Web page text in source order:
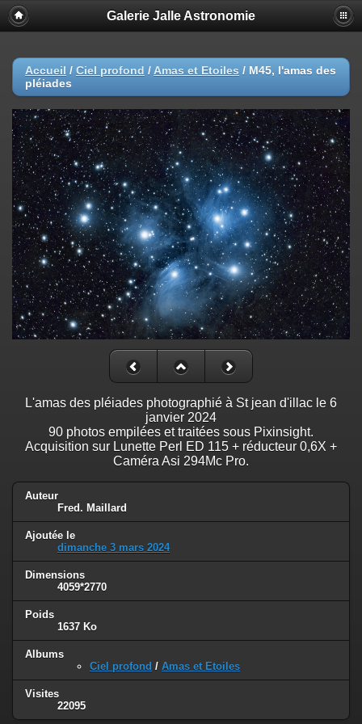
Galerie Jalle Astronomie
Accueil / Ciel profond / Amas et Etoiles / M45, l'amas des
pléiades
L'amas des pléiades photographié à St jean d'illac le 6
janvier 2024
90 photos empilées et traitées sous Pixinsight.
Acquisition sur Lunette Perl ED 115 + réducteur 0,6X +
Caméra Asi 294Mc Pro.
Auteur
Fred. Maillard
Ajoutée le
dimanche 3 mars 2024
Dimensions
4059*2770
Poids
1637 Ko
Albums
Ciel profond / Amas et Etoiles
Visites
22095